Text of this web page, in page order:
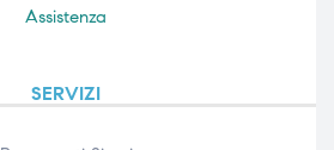
Assistenza
SERVIZI